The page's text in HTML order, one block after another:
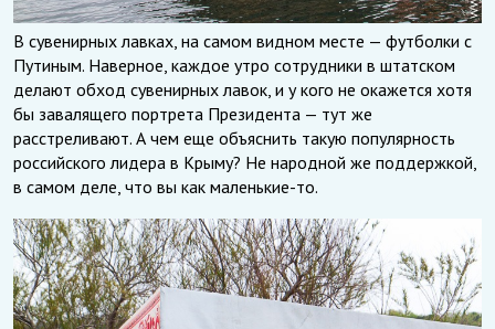
В сувенирных лавках, на самом видном месте — футболки с
Путиным. Наверное, каждое утро сотрудники в штатском
делают обход сувенирных лавок, и у кого не окажется хотя
бы завалящего портрета Президента — тут же
расстреливают. А чем еще объяснить такую популярность
российского лидера в Крыму? Не народной же поддержкой,
в самом деле, что вы как маленькие-то.